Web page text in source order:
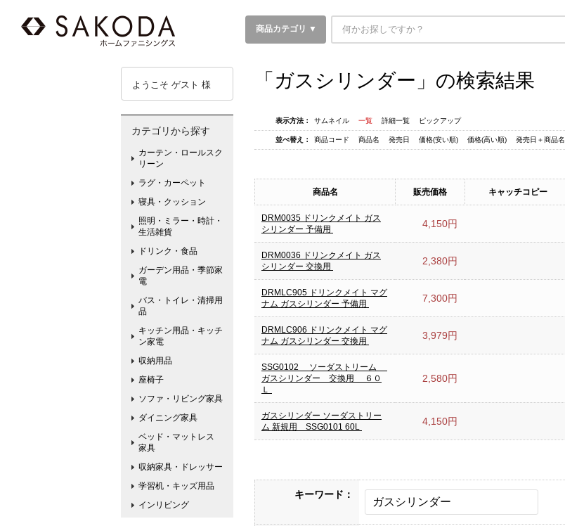
商品カテゴリ ▼
「ガスシリンダー」の検索結果
表示方法： サムネイル 一覧 詳細一覧 ピックアップ
並べ替え： 商品コード 商品名 発売日 価格(安い順) 価格(高い順) 発売日＋商品名
商品名 販売価格 キャッチコピー
DRM0035 ドリンクメイト ガス
シリンダー 予備用
4,150円
DRM0036 ドリンクメイト ガス
シリンダー 交換用
2,380円
DRMLC905 ドリンクメイト マグ
ナム ガスシリンダー 予備用
7,300円
DRMLC906 ドリンクメイト マグ
ナム ガスシリンダー 交換用
3,979円
SSG0102 ソーダストリーム
ガスシリンダー 交換用 ６０
Ｌ
2,580円
ガスシリンダー ソーダストリー
ム 新規用 SSG0101 60L
4,150円
キーワード：
ようこそ ゲスト 様
カテゴリから探す
カーテン・ロールスク
リーン
ラグ・カーペット
寝具・クッション
照明・ミラー・時計・
生活雑貨
ドリンク・食品
ガーデン用品・季節家
電
バス・トイレ・清掃用
品
キッチン用品・キッチ
ン家電
収納用品
座椅子
ソファ・リビング家具
ダイニング家具
ベッド・マットレス
家具
収納家具・ドレッサー
学習机・キッズ用品
インリビング